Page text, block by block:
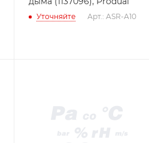
Уточняйте Арт.: ASR-A10